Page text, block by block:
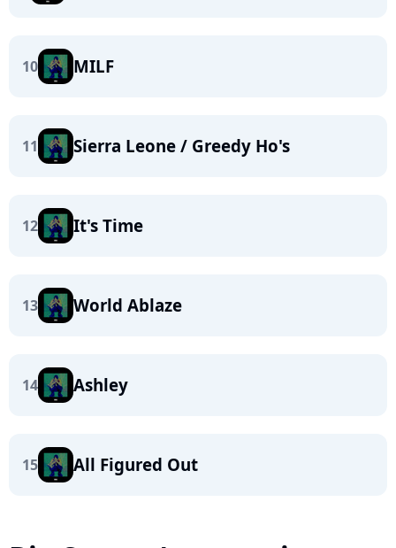
10 MILF
11 Sierra Leone / Greedy Ho's
12 It's Time
13 World Ablaze
14 Ashley
15 All Figured Out